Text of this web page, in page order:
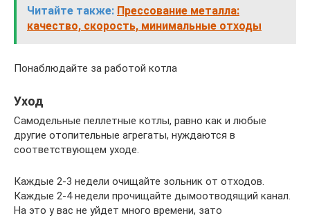
Читайте также: Прессование металла:
качество, скорость, минимальные отходы
Понаблюдайте за работой котла
Уход
Самодельные пеллетные котлы, равно как и любые
другие отопительные агрегаты, нуждаются в
соответствующем уходе.
Каждые 2-3 недели очищайте зольник от отходов.
Каждые 2-4 недели прочищайте дымоотводящий канал.
На это у вас не уйдет много времени, зато